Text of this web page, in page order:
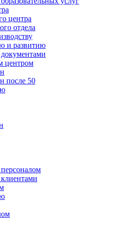
центра
отдела
и развитию
документами
центром
после 50